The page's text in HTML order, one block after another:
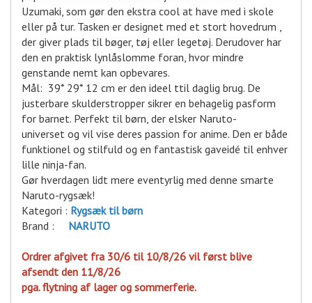
Uzumaki, som gør den ekstra cool at have med i skole
eller på tur. Tasken er designet med et stort hovedrum ,
der giver plads til bøger, tøj eller legetøj. Derudover har
den en praktisk lynlåslomme foran, hvor mindre
genstande nemt kan opbevares.
Mål: 39* 29* 12 cm er den ideel ttil daglig brug. De
justerbare skulderstropper sikrer en behagelig pasform
for barnet. Perfekt til børn, der elsker Naruto-
universet og vil vise deres passion for anime. Den er både
funktionel og stilfuld og en fantastisk gaveidé til enhver
lille ninja-fan.
Gør hverdagen lidt mere eventyrlig med denne smarte
Naruto-rygsæk!
Kategori : Rygsæk til børn
Brand : NARUTO
Ordrer afgivet fra 30/6 til 10/8/26 vil først blive
afsendt den 11/8/26
pga. flytning af lager og sommerferie.